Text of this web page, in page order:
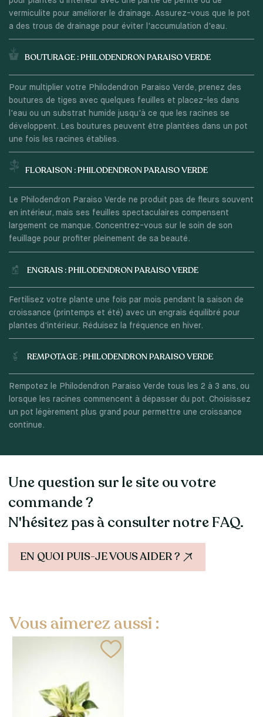
vermiculite pour améliorer le drainage. Assurez-vous que le pot
a des trous de drainage pour éviter l'accumulation d'eau.
BOUTURAGE : PHILODENDRON PARAISO VERDE
Pour multiplier votre Philodendron Paraiso Verde, prenez des
boutures de tiges avec quelques feuilles et placez-les dans
l'eau ou un substrat humide jusqu'à ce que les racines se
développent. Les boutures peuvent être plantées dans un pot
une fois les racines établies.
FLORAISON : PHILODENDRON PARAISO VERDE
Le Philodendron Paraiso Verde ne produit pas de fleurs souvent
en intérieur, mais ses feuilles spectaculaires compensent
largement ce manque. Concentrez-vous sur le soin de son
feuillage pour profiter pleinement de sa beauté.
ENGRAIS : PHILODENDRON PARAISO VERDE
Fertilisez votre plante une fois par mois pendant la saison de
croissance (printemps et été) avec un engrais équilibré pour
plantes d'intérieur. Réduisez la fréquence en hiver.
REMPOTAGE : PHILODENDRON PARAISO VERDE
Rempotez le Philodendron Paraiso Verde tous les 2 à 3 ans, ou
lorsque les racines commencent à dépasser du pot. Choisissez
un pot légèrement plus grand pour permettre une croissance
continue.
Une question sur le site ou votre
commande ?
N'hésitez pas à consulter notre FAQ.
EN QUOI PUIS-JE VOUS AIDER ?
Vous aimerez aussi :